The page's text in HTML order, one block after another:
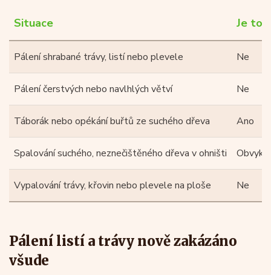
Situace Je to
Pálení shrabané trávy, listí nebo plevele Ne
Pálení čerstvých nebo navlhlých větví Ne
Táborák nebo opékání buřtů ze suchého dřeva Ano
Spalování suchého, neznečištěného dřeva v ohništi
Vypalování trávy, křovin nebo plevele na ploše Ne
Pálení listí a trávy nově zakázáno
všude